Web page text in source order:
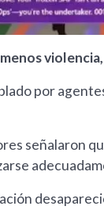
por
señalaron